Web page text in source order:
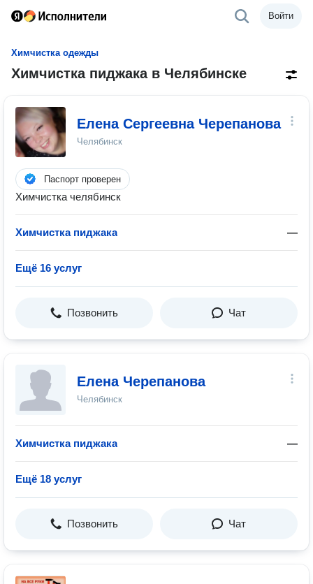
Войти
Химчистка одежды
Химчистка пиджака в Челябинске
Елена Сергеевна Черепанова
Челябинск
Паспорт проверен
Химчистка челябинск
Химчистка пиджака —
Ещё 16 услуг
Позвонить Чат
Елена Черепанова
Челябинск
Химчистка пиджака —
Ещё 18 услуг
Позвонить Чат